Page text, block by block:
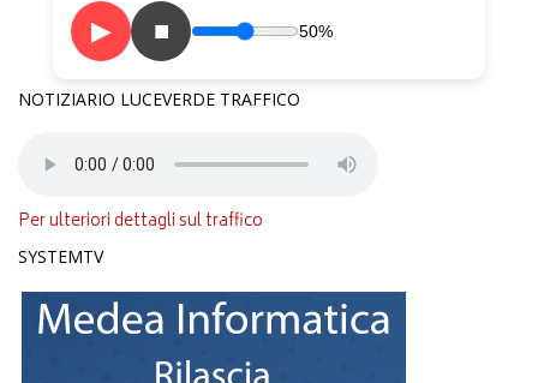
▶ ■ 50%
NOTIZIARIO LUCEVERDE TRAFFICO
Per ulteriori dettagli sul traffico
SYSTEMTV